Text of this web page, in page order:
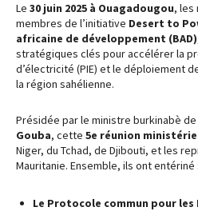
Le 30 juin 2025 à Ouagadougou, les
membres de l’initiative Desert to
africaine de développement (BAD)
stratégiques clés pour accélérer la
d’électricité (PIE) et le déploiement
la région sahélienne.
Présidée par le ministre burkinabè de
Gouba, cette 5e réunion
Niger, du Tchad, de Djibouti, et les
Mauritanie. Ensemble, ils ont entériné :
Le Protocole commun pour les